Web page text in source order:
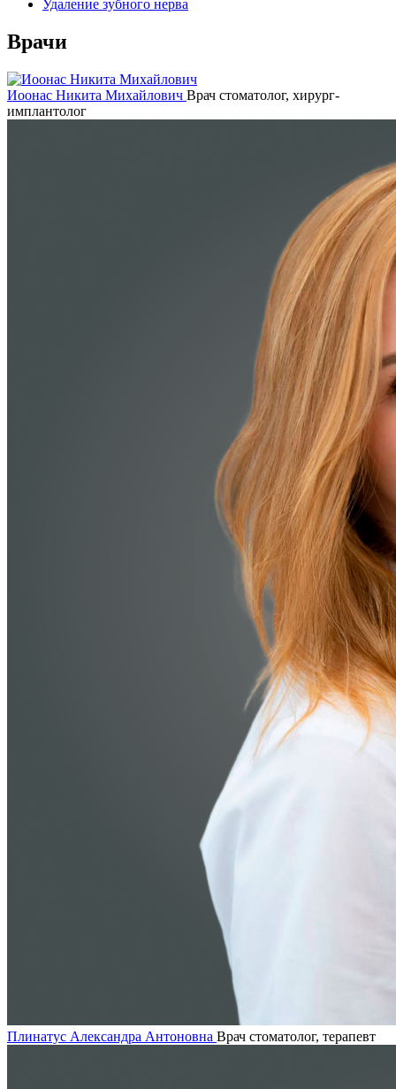
Удаление зубного нерва
Врачи
Иоонас Никита Михайлович Врач стоматолог, хирург-
имплантолог
Плинатус Александра Антоновна Врач стоматолог, терапевт